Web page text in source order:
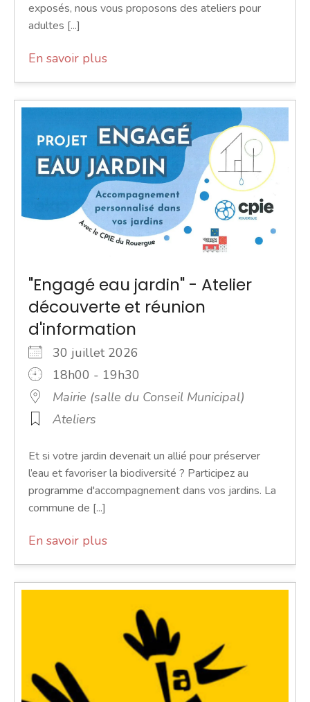
exposés, nous vous proposons des ateliers pour
adultes [...]
En savoir plus
"Engagé eau jardin" - Atelier
découverte et réunion
d'information
30 juillet 2026
18h00 - 19h30
Mairie (salle du Conseil Municipal)
Ateliers
Et si votre jardin devenait un allié pour préserver
l’eau et favoriser la biodiversité ? Participez au
programme d'accompagnement dans vos jardins. La
commune de [...]
En savoir plus